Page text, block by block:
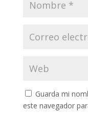
Guarda mi
este navegador